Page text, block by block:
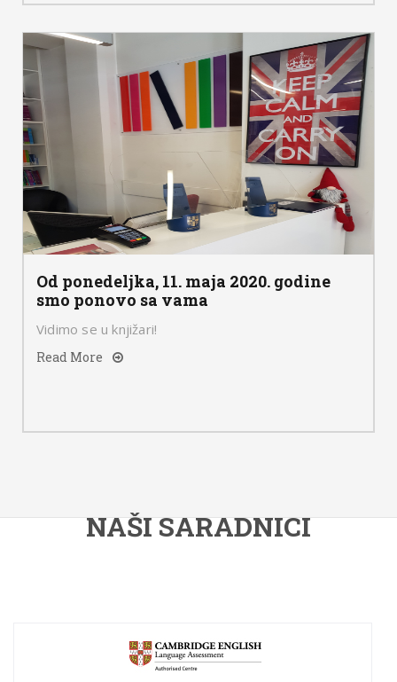
Od ponedeljka, 11. maja 2020. godine
smo ponovo sa vama
Vidimo se u knjižari!
Read More
NAŠI SARADNICI